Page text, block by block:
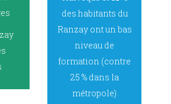
des habitants du
Ranzay ont un bas
niveau de
formation (contre
25 % dans la
métropole)